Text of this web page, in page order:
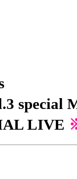
LIVE